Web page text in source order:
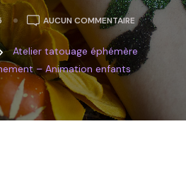
AUCUN COMMENTAIREATELIER
TATOUAGE
ÉPHÉMÈRE
HALLOWEEN
ANIMATION
Atelier tatouage éphémère
– Animation enfants